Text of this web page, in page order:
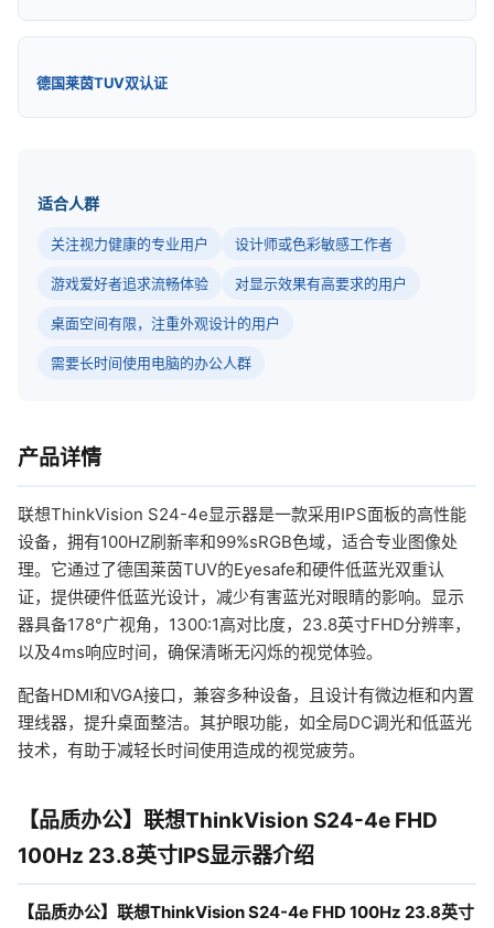
德国莱茵TUV双认证
适合人群
关注视力健康的专业用户 设计师或色彩敏感工作者
游戏爱好者追求流畅体验 对显示效果有高要求的用户
桌面空间有限，注重外观设计的用户
需要长时间使用电脑的办公人群
产品详情
联想ThinkVision S24-4e显示器是一款采用IPS面板的高性能
设备，拥有100HZ刷新率和99%sRGB色域，适合专业图像处
理。它通过了德国莱茵TUV的Eyesafe和硬件低蓝光双重认
证，提供硬件低蓝光设计，减少有害蓝光对眼睛的影响。显示
器具备178°广视角，1300:1高对比度，23.8英寸FHD分辨率，
以及4ms响应时间，确保清晰无闪烁的视觉体验。
配备HDMI和VGA接口，兼容多种设备，且设计有微边框和内置
理线器，提升桌面整洁。其护眼功能，如全局DC调光和低蓝光
技术，有助于减轻长时间使用造成的视觉疲劳。
【品质办公】联想ThinkVision S24-4e FHD
100Hz 23.8英寸IPS显示器介绍
【品质办公】联想ThinkVision S24-4e FHD 100Hz 23.8英寸